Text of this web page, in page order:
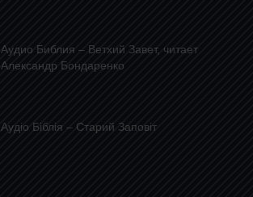
Аудио Библия – Ветхий Завет, читает
Александр Бондаренко
Аудіо Біблія – Старий Заповіт